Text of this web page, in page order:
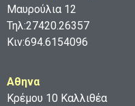
Μαυρούλια 12
Τηλ:27420.26357
Κιν:694.6154096
Aθηνα
Κρέμου 10 Καλλιθέα